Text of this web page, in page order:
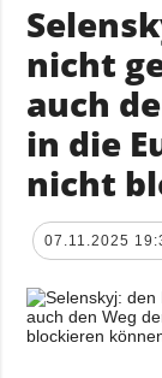
nicht
auch
in die
nicht
07.11.2025